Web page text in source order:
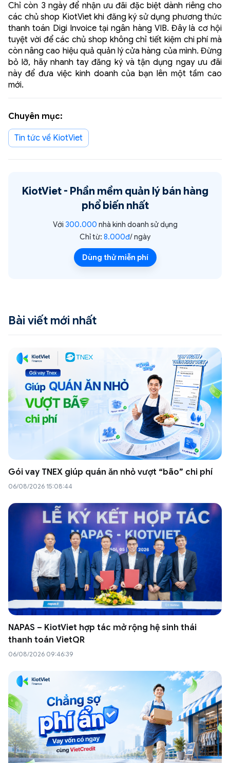
Chỉ còn 3 ngày để nhận ưu đãi đặc biệt dành riêng cho
các chủ shop KiotViet khi đăng ký sử dụng phương thức
thanh toán Digi Invoice tại ngân hàng VIB. Đây là cơ hội
tuyệt vời để các chủ shop không chỉ tiết kiệm chi phí mà
còn nâng cao hiệu quả quản lý cửa hàng của mình. Đừng
bỏ lỡ, hãy nhanh tay đăng ký và tận dụng ngay ưu đãi
này để đưa việc kinh doanh của bạn lên một tầm cao
mới.
Chuyên mục:
Tin tức về KiotViet
KiotViet - Phần mềm quản lý bán hàng
phổ biến nhất
Với 300.000 nhà kinh doanh sử dụng
Chỉ từ: 8.000đ/ ngày
Dùng thử miễn phí
Bài viết mới nhất
Gói vay TNEX giúp quán ăn nhỏ vượt “bão” chi phí
06/08/2026 15:08:44
NAPAS – KiotViet hợp tác mở rộng hệ sinh thái
thanh toán VietQR
06/08/2026 09:46:39